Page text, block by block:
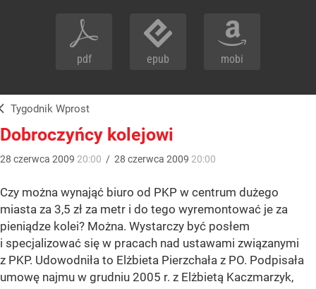
pdf epub mobi
Tygodnik Wprost
Dobroczyńcy kolejowi
28 czerwca 2009 20:00 / 28 czerwca 2009 20:00
Czy można wynająć biuro od PKP w centrum dużego
miasta za 3,5 zł za metr i do tego wyremontować je za
pieniądze kolei? Można. Wystarczy być posłem
i specjalizować się w pracach nad ustawami związanymi
z PKP. Udowodniła to Elżbieta Pierzchała z PO. Podpisała
umowę najmu w grudniu 2005 r. z Elżbietą Kaczmarzyk,